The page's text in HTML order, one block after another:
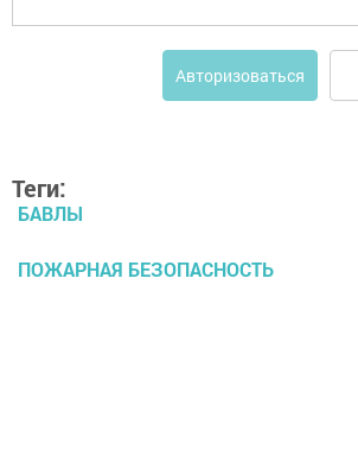
Авторизоваться
Теги:
БАВЛЫ
ПОЖАРНАЯ БЕЗОПАСНОСТЬ